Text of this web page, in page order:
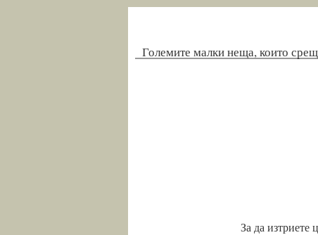
Големите малки неща, които
За да изтриете